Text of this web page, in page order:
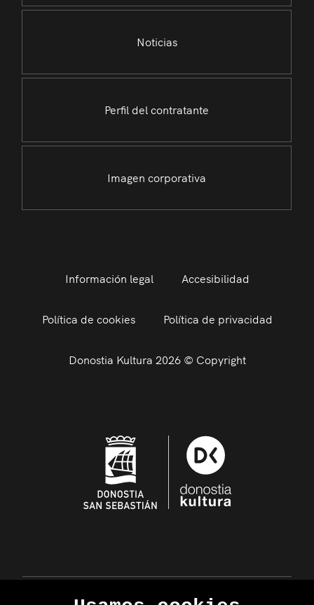
Noticias
Perfil del contratante
Imagen corporativa
Información legal Accesibilidad
Política de cookies Política de privacidad
Donostia Kultura 2026 © Copyright